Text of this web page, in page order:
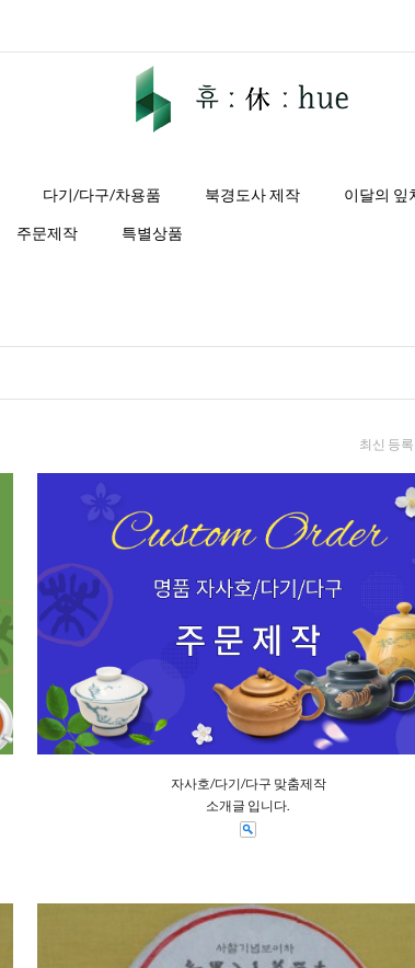
다기/다구/차용품 북경도사 제작 이달의 잎
주문제작 특별상품
최신 등
자사호/다기/다구 맞춤제작
소개글 입니다.